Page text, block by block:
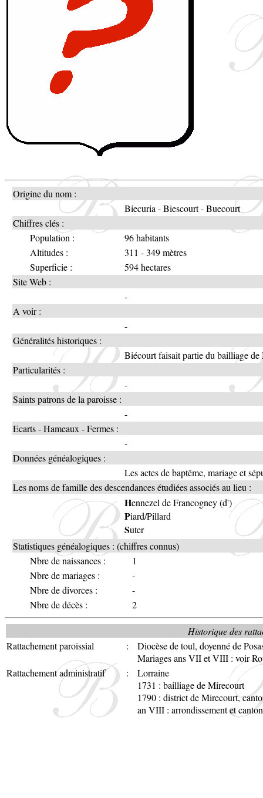
Origine du nom :
Biecuria - Biescourt - Buecourt
Chiffres clés :
Population :
96 habitants
Altitudes :
311 - 349 mètres
Superficie :
594 hectares
Site Web :
-
A voir :
-
Généralités historiques :
Biécourt faisait partie du bailliage
Particularités :
-
Saints patrons de la paroisse :
-
Ecarts - Hameaux - Fermes :
-
Données généalogiques :
Les actes de baptême, mariage et
Les noms de famille des descendances étudiées associés au lieu :
Hennezel de Francogney (d')
Piard/Pillard
Suter
Statistiques généalogiques : (chiffres connus)
Nbre de naissances :
1
Nbre de mariages :
-
Nbre de divorces :
-
Nbre de décès :
2
Historique des
Rattachement paroissial
:
Diocèse de toul, doyenné de
Mariages ans VII et VIII : voir
Rattachement administratif
:
Lorraine
1731 : bailliage de Mirecourt
1790 : district de Mirecourt,
an VIII : arrondissement et